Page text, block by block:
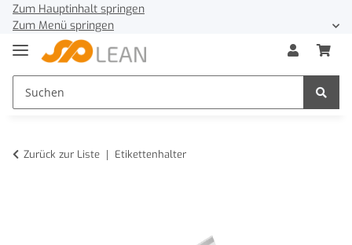
Zum Hauptinhalt springen
Zum Menü springen
Zurück zur Liste Etikettenhalter